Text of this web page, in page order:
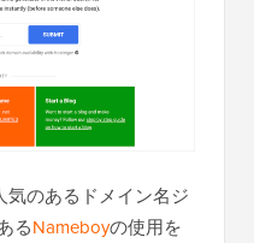
のあるドメイン名ジ
るNameboyの使用を